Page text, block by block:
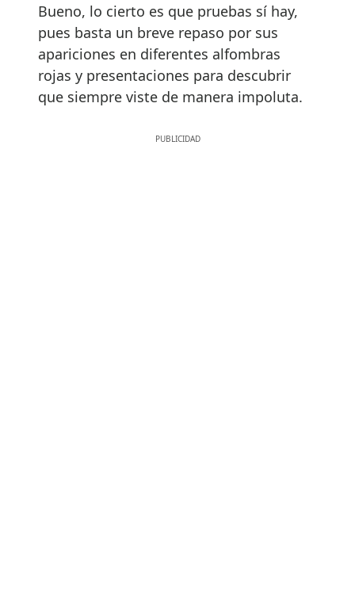
Bueno, lo cierto es que pruebas sí hay,
pues basta un breve repaso por sus
apariciones en diferentes alfombras
rojas y presentaciones para descubrir
que siempre viste de manera impoluta.